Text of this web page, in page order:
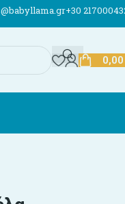
δόσεις Αποστολές σε
+30